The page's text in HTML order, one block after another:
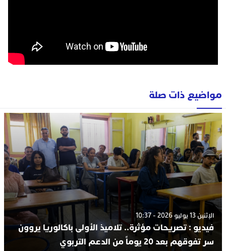
مواضيع ذات صلة
الإثنين 13 يوليو 2026 - 10:37
فيديو : تصريحات مؤثرة.. تلاميذ الأولى باكالوريا يروون
سر تفوقهم بعد 20 يوماً من الدعم التربوي